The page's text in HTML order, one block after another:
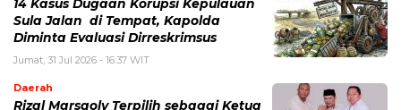
14 Kasus Dugaan Korupsi Kepulauan
Sula Jalan di Tempat, Kapolda
Diminta Evaluasi Dirreskrimsus
Jumat, 31 Jul 2026 - 16:37 WIT
Daerah
Rizal Marsaoly Terpilih sebagai Ketua